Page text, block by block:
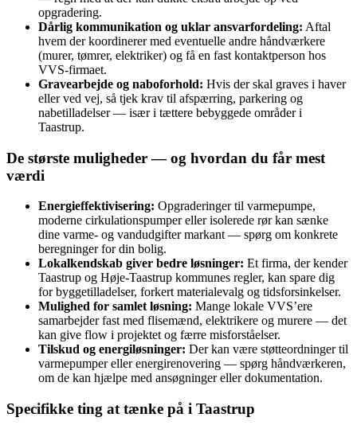
opgradering.
Dårlig kommunikation og uklar ansvarfordeling: Aftal
hvem der koordinerer med eventuelle andre håndværkere
(murer, tømrer, elektriker) og få en fast kontaktperson hos
VVS‑firmaet.
Gravearbejde og naboforhold: Hvis der skal graves i haver
eller ved vej, så tjek krav til afspærring, parkering og
nabetilladelser — især i tættere bebyggede områder i
Taastrup.
De største muligheder — og hvordan du får mest
værdi
Energieffektivisering: Opgraderinger til varmepumpe,
moderne cirkulationspumper eller isolerede rør kan sænke
dine varme‑ og vandudgifter markant — spørg om konkrete
beregninger for din bolig.
Lokalkendskab giver bedre løsninger: Et firma, der kender
Taastrup og Høje‑Taastrup kommunes regler, kan spare dig
for byggetilladelser, forkert materialevalg og tidsforsinkelser.
Mulighed for samlet løsning: Mange lokale VVS’ere
samarbejder fast med flisemænd, elektrikere og murere — det
kan give flow i projektet og færre misforståelser.
Tilskud og energiløsninger: Der kan være støtteordninger til
varmepumper eller energirenovering — spørg håndværkeren,
om de kan hjælpe med ansøgninger eller dokumentation.
Specifikke ting at tænke på i Taastrup